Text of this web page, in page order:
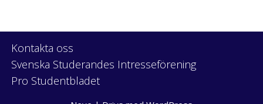
Kontakta oss
Svenska Studerandes Intresseförening
Pro Studentbladet